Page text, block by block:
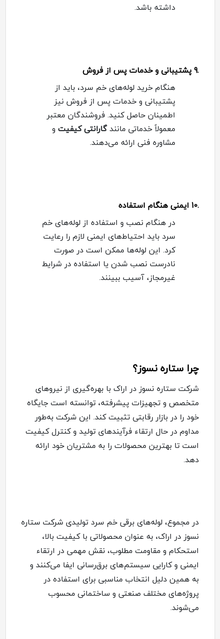
داشته باشد.
.9 پشتیبانی و خدمات پس از فروش
هنگام خرید لوله‌های خم سرد، باید از
پشتیبانی و خدمات پس از فروش نیز
اطمینان حاصل کنید. فروشندگان معتبر
معمولاً خدماتی مانندگارانتی کیفیت و
مشاوره فنی ارائه می‌دهند.
.10
ایمنی هنگام استفاده
در هنگام نصب و استفاده از لوله‌های خم
سرد باید احتیاط‌های ایمنی لازم را رعایت
کرد. این لوله‌ها ممکن است در صورت
نادرست نصب شدن یا استفاده در شرایط
غیرمجاز، آسیب ببینند.
چرا ستاره نسوز؟
شرکت ستاره نسوز در اراک با بهره‌گیری از نیروهای
متخصص و تجهیزات پیشرفته، توانسته است جایگاه
خود را در بازار رقابتی تثبیت کند. این شرکت به‌طور
مداوم در حال ارتقاء فرآیندهای تولید و کنترل کیفیت
است تا بهترین محصولات را به مشتریان خود ارائه
دهد.
در مجموع، لوله‌های برقی خم سرد تولیدی شرکت ستاره
نسوز در اراک، به عنوان محصولاتی با کیفیت بالا،
استحکام و مقاومت مطلوب، نقش مهمی در ارتقاء
ایمنی و کارایی سیستم‌های برق‌رسانی ایفا می‌کنند و
به همین دلیل انتخاب مناسبی برای استفاده در
پروژه‌های مختلف صنعتی و ساختمانی محسوب
می‌شوند.